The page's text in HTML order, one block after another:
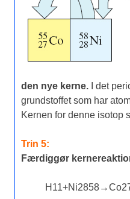
den nye kerne.I det
grundstoffet som har
Kernen for denne isotop
Trin 5:
Færdiggør
H 11+Ni2858→Co